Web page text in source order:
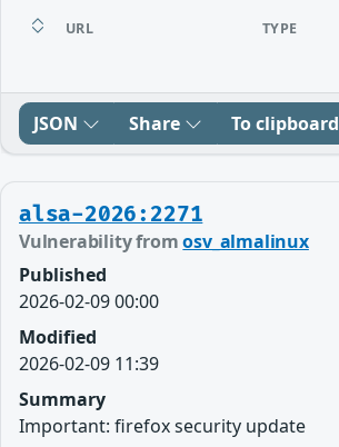
URL TYPE
JSON Share To clipboard
alsa-2026:2271
Vulnerability fromosv_almalinux
Published
2026-02-09 00:00
Modified
2026-02-09 11:39
Summary
Important: firefox security update